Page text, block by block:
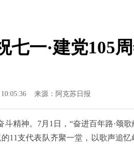
七一·建党105
10:05:36 来源：阿克苏日报
斗精神。7月1日，“奋进百年路·颂
11支代表队齐聚一堂，以歌声追